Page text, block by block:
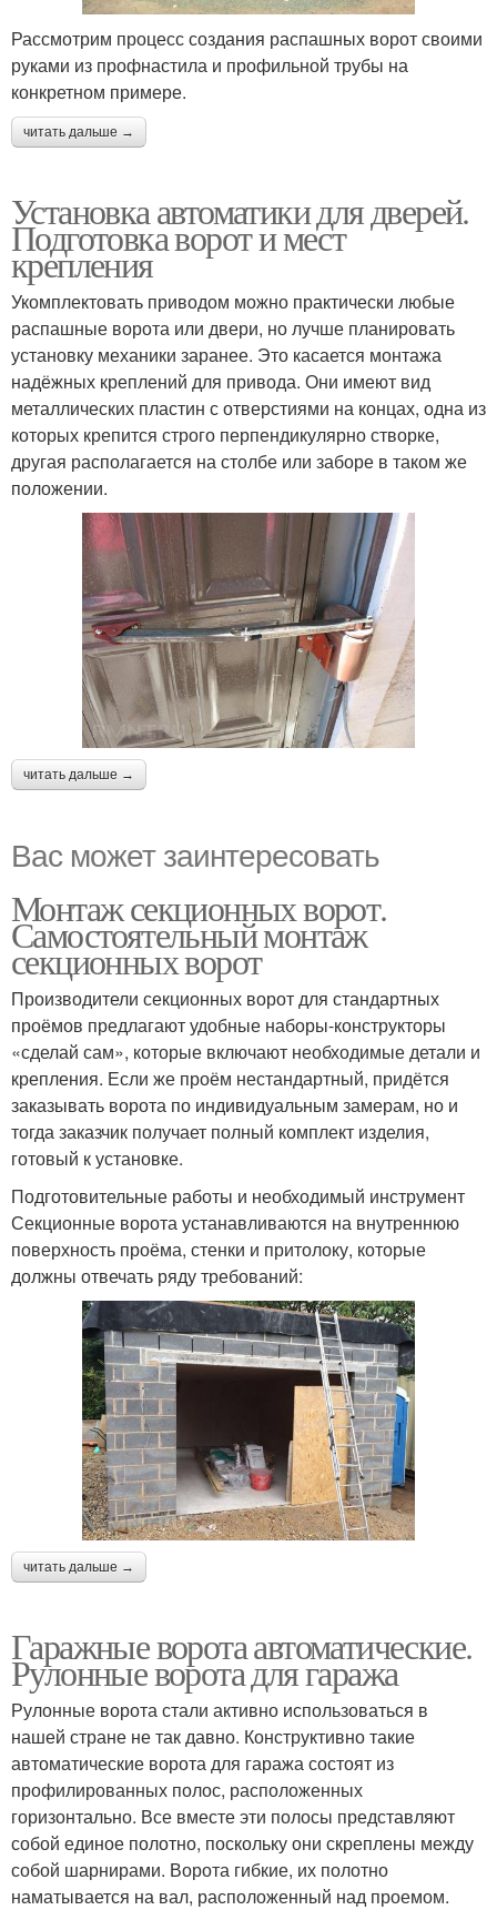
Рассмотрим процесс создания распашных ворот своими
руками из профнастила и профильной трубы на
конкретном примере.
читать дальше →
Установка автоматики для дверей.
Подготовка ворот и мест
крепления
Укомплектовать приводом можно практически любые
распашные ворота или двери, но лучше планировать
установку механики заранее. Это касается монтажа
надёжных креплений для привода. Они имеют вид
металлических пластин с отверстиями на концах, одна из
которых крепится строго перпендикулярно створке,
другая располагается на столбе или заборе в таком же
положении.
читать дальше →
Вас может заинтересовать
Монтаж секционных ворот.
Самостоятельный монтаж
секционных ворот
Производители секционных ворот для стандартных
проёмов предлагают удобные наборы-конструкторы
«сделай сам», которые включают необходимые детали и
крепления. Если же проём нестандартный, придётся
заказывать ворота по индивидуальным замерам, но и
тогда заказчик получает полный комплект изделия,
готовый к установке.
Подготовительные работы и необходимый инструмент
Секционные ворота устанавливаются на внутреннюю
поверхность проёма, стенки и притолоку, которые
должны отвечать ряду требований:
читать дальше →
Гаражные ворота автоматические.
Рулонные ворота для гаража
Рулонные ворота стали активно использоваться в
нашей стране не так давно. Конструктивно такие
автоматические ворота для гаража состоят из
профилированных полос, расположенных
горизонтально. Все вместе эти полосы представляют
собой единое полотно, поскольку они скреплены между
собой шарнирами. Ворота гибкие, их полотно
наматывается на вал, расположенный над проемом.